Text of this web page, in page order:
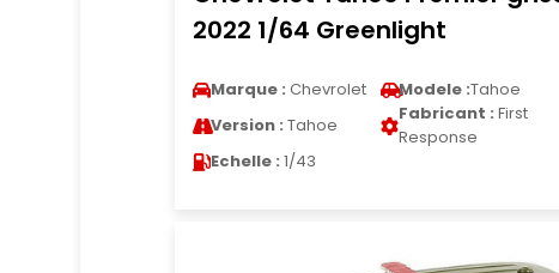
2022 1/64 Greenlight
Marque : Chevrolet Modele :Tahoe
Version : Tahoe
Fabricant : First
Response
Echelle : 1/43